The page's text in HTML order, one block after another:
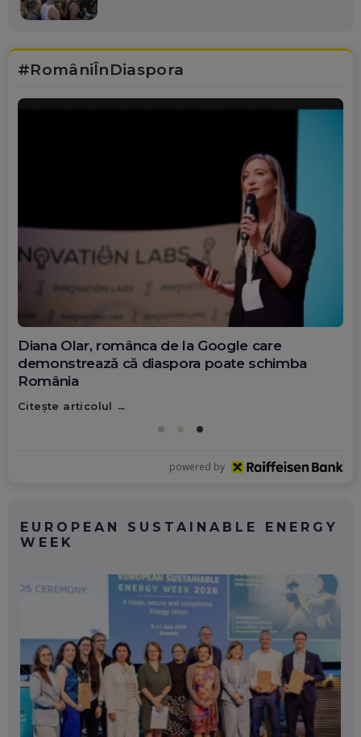
#RomâniÎnDiaspora
Diana Olar, românca de la Google care
demonstrează că diaspora poate schimba
România
Citește articolul
powered by
EUROPEAN SUSTAINABLE ENERGY
WEEK